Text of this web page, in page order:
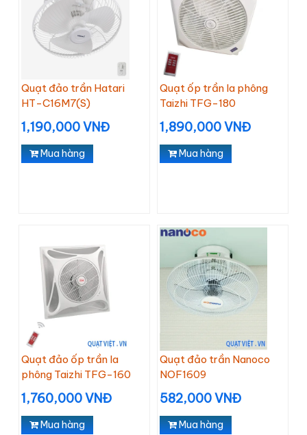
Quạt đảo trần Hatari
HT-C16M7(S)
1,190,000 VNĐ
Mua hàng
Quạt ốp trần la phông
Taizhi TFG-180
1,890,000 VNĐ
Mua hàng
Quạt đảo ốp trần la
phông Taizhi TFG-160
1,760,000 VNĐ
Mua hàng
Quạt đảo trần Nanoco
NOF1609
582,000 VNĐ
Mua hàng